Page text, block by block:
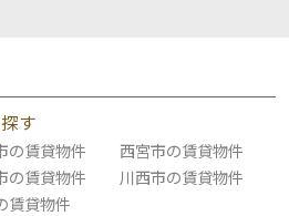
す
の賃貸物件
西宮市の賃貸物件
の賃貸物件
川西市の賃貸物件
賃貸物件